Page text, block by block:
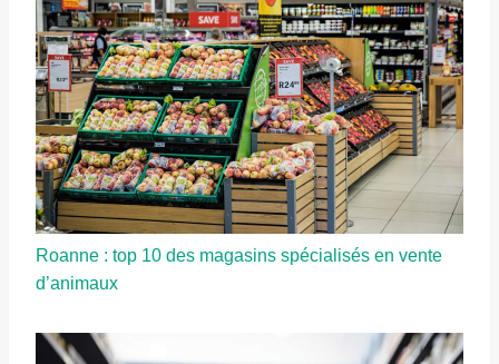
Roanne : top 10 des magasins spécialisés en vente
d’animaux